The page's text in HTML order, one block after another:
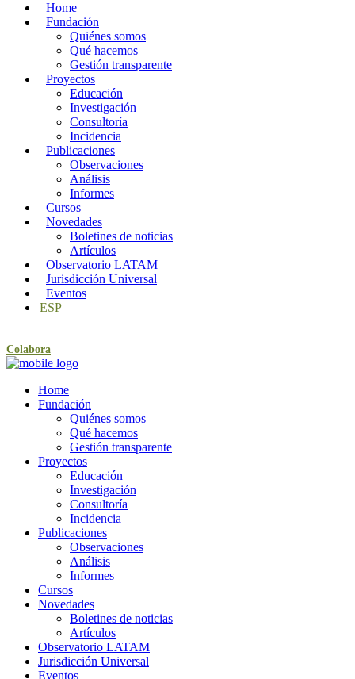
Home
Fundación
Quiénes somos
Qué hacemos
Gestión transparente
Proyectos
Educación
Investigación
Consultoría
Incidencia
Publicaciones
Observaciones
Análisis
Informes
Cursos
Novedades
Boletines de noticias
Artículos
Observatorio LATAM
Jurisdicción Universal
Eventos
ESP
Colabora
Home
Fundación
Quiénes somos
Qué hacemos
Gestión transparente
Proyectos
Educación
Investigación
Consultoría
Incidencia
Publicaciones
Observaciones
Análisis
Informes
Cursos
Novedades
Boletines de noticias
Artículos
Observatorio LATAM
Jurisdicción Universal
Eventos